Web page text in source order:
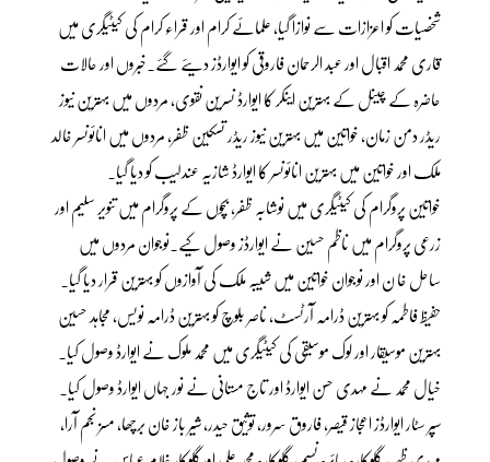
شخصیات کو اعزازات سے نوازا گیا، علمائے کرام اور قراء کرام کی کیٹیگری میں
قاری محمد اقبال اور عبد الرحمان فاروقی کو ایوارڈز دیئے گئے۔خبروں اور حالات
حاضرہ کے چینل کے بہترین اینکر کا ایوارڈ نسرین نقوی، مردوں میں بہترین نیوز
ریڈر دمن زمان، خواتین میں بہترین نیوز ریڈر تسکین ظفر، مردوں میں انائونسر خالد
ملک اور خواتین میں بہترین انائونسر کا ایوارڈ شازیہ عندلیب کو دیا گیا۔
خواتین پروگرام کی کیٹیگری میں نوشابہ ظفر، بچوں کے پروگرام میں تنویر سلیم اور
زرعی پروگرام میں ناظم حسین نے ایوارڈز وصول کیے۔نوجوان مردوں میں
ساحل خا ن اور نوجوان خواتین میں شیبہ ملک کی آوازوں کو بہترین قرار دیا گیا۔
حفیظ فاطمہ کو بہترین ڈرامہ آرٹسٹ، ناصر بلوچ کو بہترین ڈرامہ نویس، مجاہد حسین
بہترین موسیقار اور لوک موسیقی کی کیٹیگری میں محمد ملوک نے ایوارڈ وصول کیا۔
خیال محمد نے مہدی حسن ایوارڈ اور تاج مستانی نے نور جہاں ایوارڈ وصول کیا۔
سپر سٹار ایوارڈز اعجاز قیصر، فاروق سرور، توثیق حیدر، شیر باز خان برچھا، مسز نجم آرا،